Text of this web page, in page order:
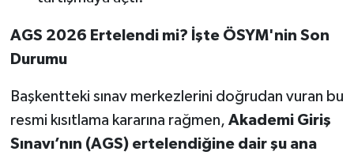
AGS 2026 Ertelendi mi? İşte ÖSYM'nin Son
Durumu
Başkentteki sınav merkezlerini doğrudan vuran bu
resmi kısıtlama kararına rağmen, Akademi Giriş
Sınavı’nın (AGS) ertelendiğine dair şu ana